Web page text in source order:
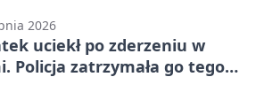
2026
uciekł po zderzeniu w
Policja zatrzymała go tego